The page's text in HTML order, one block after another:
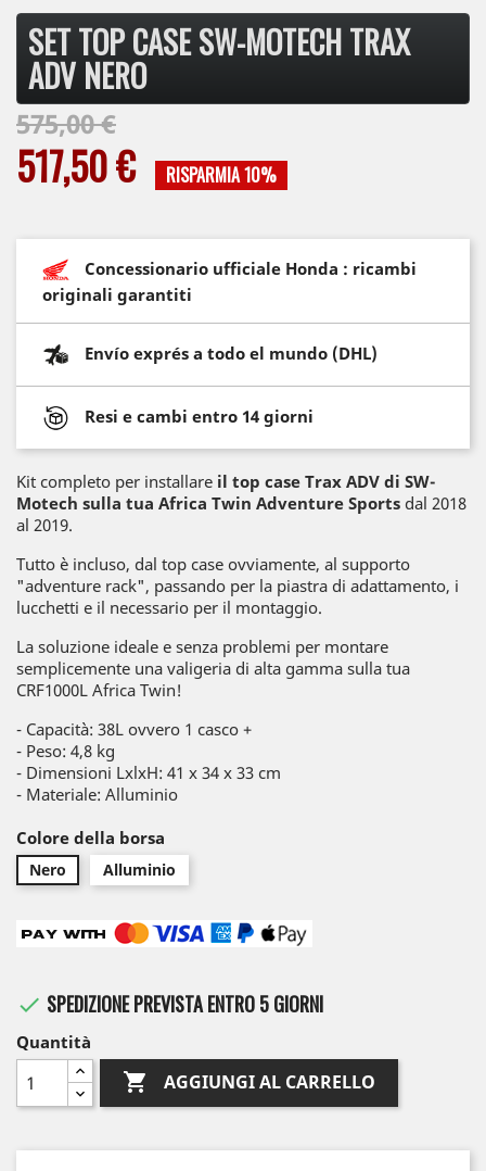
SET TOP CASE SW-MOTECH TRAX
ADV NERO
575,00 €
517,50 € RISPARMIA 10%
Concessionario ufficiale Honda : ricambi
originali garantiti
Envío exprés a todo el mundo (DHL)
Resi e cambi entro 14 giorni
Kit completo per installare il top case Trax ADV di SW-
Motech sulla tua Africa Twin Adventure Sports dal 2018
al 2019.
Tutto è incluso, dal top case ovviamente, al supporto
"adventure rack", passando per la piastra di adattamento, i
lucchetti e il necessario per il montaggio.
La soluzione ideale e senza problemi per montare
semplicemente una valigeria di alta gamma sulla tua
CRF1000L Africa Twin!
- Capacità: 38L ovvero 1 casco +
- Peso: 4,8 kg
- Dimensioni LxlxH: 41 x 34 x 33 cm
- Materiale: Alluminio
Colore della borsa
Nero Alluminio
 SPEDIZIONE PREVISTA ENTRO 5 GIORNI
Quantità
 AGGIUNGI AL CARRELLO